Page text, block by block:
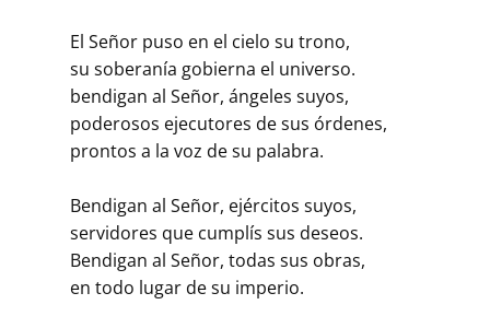
El Señor puso en el cielo su trono,
su soberanía gobierna el universo.
bendigan al Señor, ángeles suyos,
poderosos ejecutores de sus órdenes,
prontos a la voz de su palabra.
Bendigan al Señor, ejércitos suyos,
servidores que cumplís sus deseos.
Bendigan al Señor, todas sus obras,
en todo lugar de su imperio.